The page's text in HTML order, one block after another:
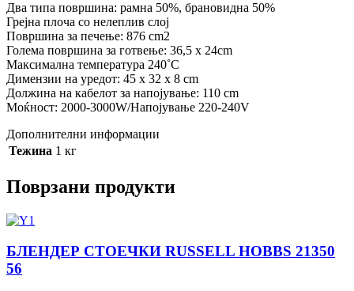
Два типа површина: рамна 50%, брановидна 50%
Грејна плоча со нелеплив слој
Површина за печење: 876 cm2
Голема површина за готвење: 36,5 x 24cm
Максимална температура 240˚C
Димензии на уредот: 45 x 32 x 8 cm
Должина на кабелот за напојување: 110 cm
Моќност: 2000-3000W/Напојување 220-240V
Дополнителни информации
Тежина 1 кг
Поврзани продукти
БЛЕНДЕР СТОЕЧКИ RUSSELL HOBBS 21350
56